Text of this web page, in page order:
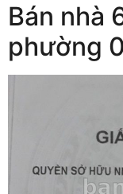
Bán nhà
phường